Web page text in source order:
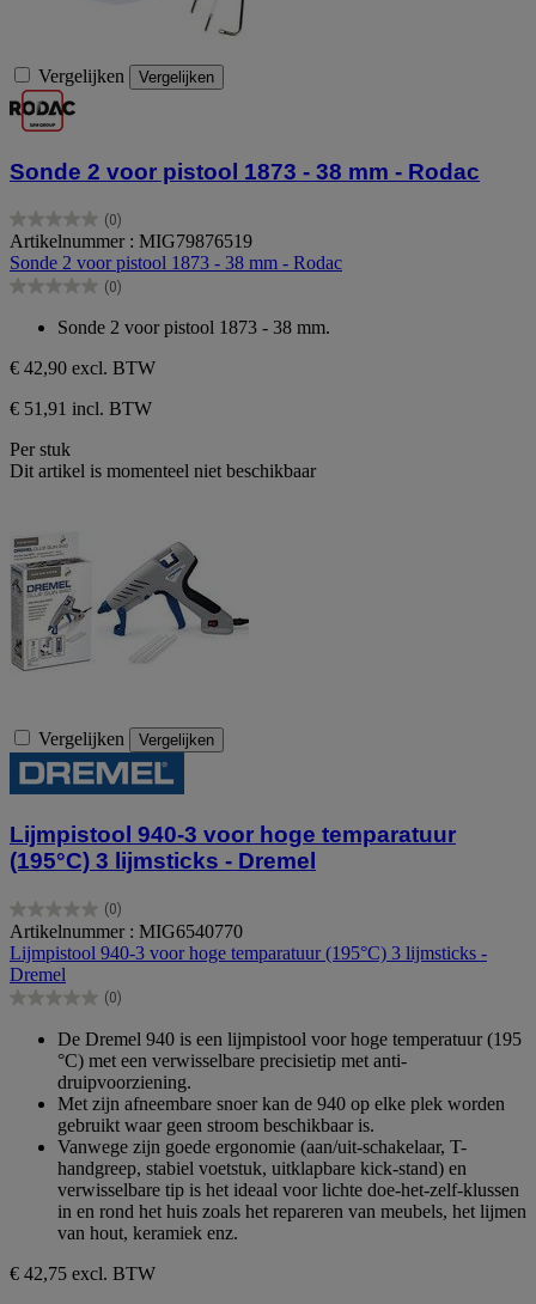
Vergelijken Vergelijken
Sonde 2 voor pistool 1873 - 38 mm - Rodac
(0)
0.0
van
de
5
Artikelnummer : MIG79876519
Sonde 2 voor pistool 1873 - 38 mm - Rodac
(0)
0.0
5
sterren.
Sonde 2 voor pistool 1873 - 38 mm.
€ 42,90 excl. BTW
€ 51,91 incl. BTW
Per stuk
Dit artikel is momenteel niet beschikbaar
Vergelijken Vergelijken
Lijmpistool 940-3 voor hoge temparatuur
(195°C) 3 lijmsticks - Dremel
(0)
0.0
van
de
5
sterren.
Artikelnummer : MIG6540770
Lijmpistool 940-3 voor hoge temparatuur (195°C) 3 lijmsticks -
Dremel
(0)
0.0
sterren.
De Dremel 940 is een lijmpistool voor hoge temperatuur (195
°C) met een verwisselbare precisietip met anti-
druipvoorziening.
Met zijn afneembare snoer kan de 940 op elke plek worden
gebruikt waar geen stroom beschikbaar is.
Vanwege zijn goede ergonomie (aan/uit-schakelaar, T-
handgreep, stabiel voetstuk, uitklapbare kick-stand) en
verwisselbare tip is het ideaal voor lichte doe-het-zelf-klussen
in en rond het huis zoals het repareren van meubels, het lijmen
van hout, keramiek enz.
€ 42,75 excl. BTW